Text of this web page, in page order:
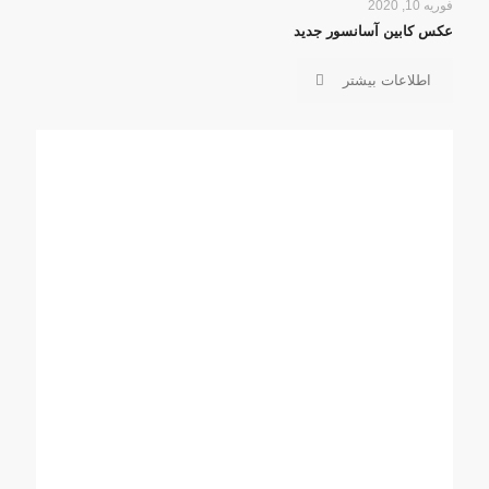
فوریه 10, 2020
عکس کابین آسانسور جدید
اطلاعات بیشتر